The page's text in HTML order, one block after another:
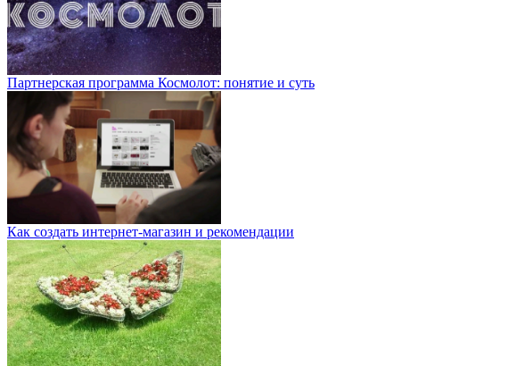
Партнерская программа Космолот: понятие и суть
Как создать интернет-магазин и рекомендации